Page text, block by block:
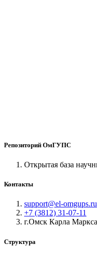
Репозиторий ОмГУПС
Открытая база
Контакты
support@el-omgups.ru
+7 (3812) 31-07-11
г.Омск Карла
Структура